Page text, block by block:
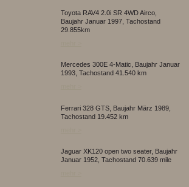
Toyota RAV4 2.0i SR 4WD Airco,
Baujahr Januar 1997, Tachostand
29.855km
Mercedes 300E 4-Matic, Baujahr Januar
1993, Tachostand 41.540 km
Ferrari 328 GTS, Baujahr März 1989,
Tachostand 19.452 km
Jaguar XK120 open two seater, Baujahr
Januar 1952, Tachostand 70.639 mile